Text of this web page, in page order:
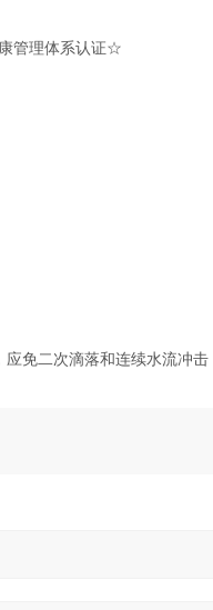
管理体系认证☆
免二次滴落和连续水流冲击